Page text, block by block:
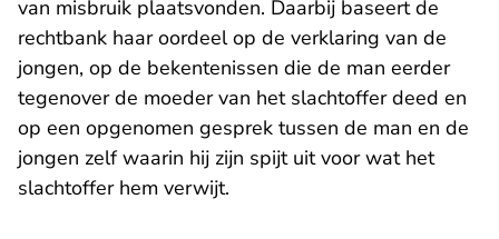
van misbruik plaatsvonden. Daarbij baseert de
rechtbank haar oordeel op de verklaring van de
jongen, op de bekentenissen die de man eerder
tegenover de moeder van het slachtoffer deed en
op een opgenomen gesprek tussen de man en de
jongen zelf waarin hij zijn spijt uit voor wat het
slachtoffer hem verwijt.